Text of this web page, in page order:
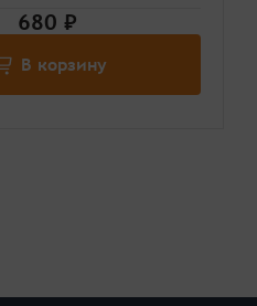
680 ₽
В корзину